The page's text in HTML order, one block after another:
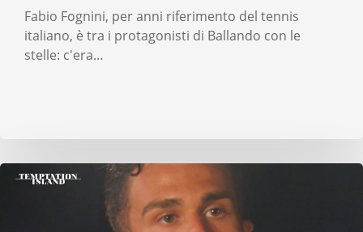
Fabio Fognini, per anni riferimento del tennis
italiano, è tra i protagonisti di Ballando con le
stelle: c'era…